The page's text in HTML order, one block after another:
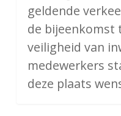
geldende
de bijeenkomst
veiligheid van
medewerkers
deze plaats